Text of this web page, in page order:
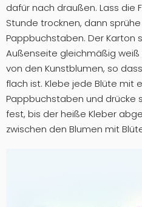
dafür nach draußen. Lass die
Stunde trocknen, dann
Pappbuchstaben. Der Karton
Außenseite gleichmäßig weiß
von den Kunstblumen, so
flach ist. Klebe jede Blüte mit
Pappbuchstaben und drücke
fest, bis der heiße Kleber
zwischen den Blumen mit